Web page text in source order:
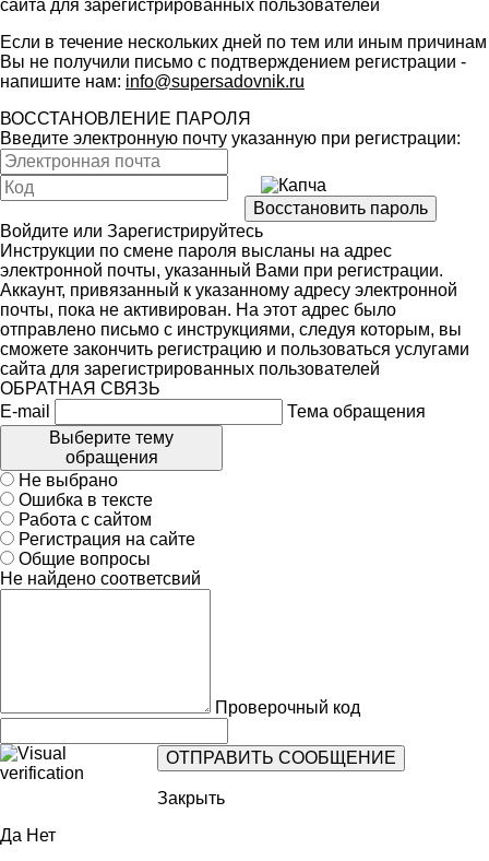
сайта для зарегистрированных пользователей
Если в течение нескольких дней по тем или иным причинам
Вы не получили письмо с подтверждением регистрации -
напишите нам: info@supersadovnik.ru
ВОССТАНОВЛЕНИЕ ПАРОЛЯ
Введите электронную почту указанную при регистрации:
Войдите или Зарегистрируйтесь
Инструкции по смене пароля высланы на адрес
электронной почты, указанный Вами при регистрации.
Аккаунт, привязанный к указанному адресу электронной
почты, пока не активирован. На этот адрес было
отправлено письмо с инструкциями, следуя которым, вы
сможете закончить регистрацию и пользоваться услугами
сайта для зарегистрированных пользователей
ОБРАТНАЯ СВЯЗЬ
E-mail
Тема обращения
Выберите тему
обращения
Не выбрано
Ошибка в тексте
Работа с сайтом
Регистрация на сайте
Общие вопросы
Не найдено соответсвий
Проверочный код
Закрыть
Да Нет